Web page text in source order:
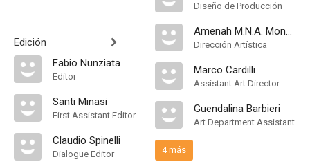
Edición
Fabio Nunziata
Editor
Santi Minasi
First Assistant Editor
Claudio Spinelli
Dialogue Editor
Diseño de Producción
Amenah M.N.A. Monem
Dirección Artística
Marco Cardilli
Assistant Art Director
Guendalina Barbieri
Art Department Assistant
4 más